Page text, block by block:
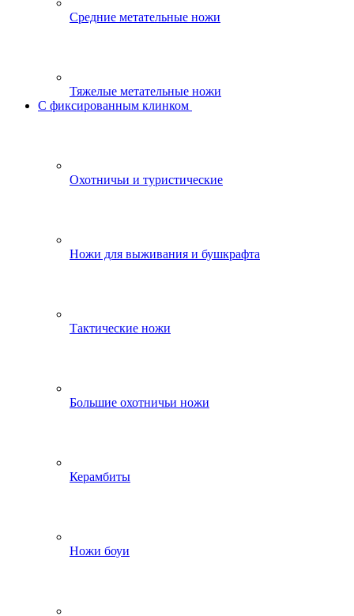
Средние метательные ножи
Тяжелые метательные ножи
С фиксированным клинком
Охотничьи и туристические
Ножи для выживания и бушкрафта
Тактические ножи
Большие охотничьи ножи
Керамбиты
Ножи боуи